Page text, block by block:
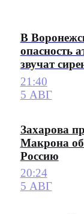
В
опасность
звучат
21:40
5 АВГ
Захарова
Макрона об
Россию
20:24
5 АВГ